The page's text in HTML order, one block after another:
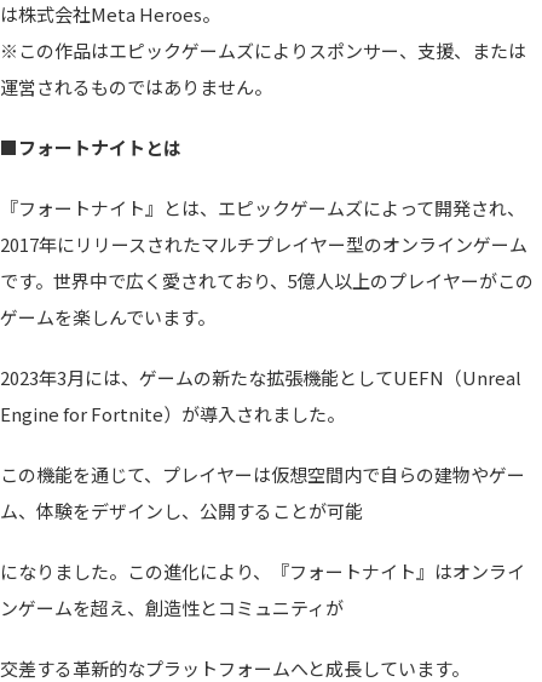
は株式会社Meta Heroes。
※この作品はエピックゲームズによりスポンサー、支援、または
運営されるものではありません。
■フォートナイトとは
『フォートナイト』とは、エピックゲームズによって開発され、
2017年にリリースされたマルチプレイヤー型のオンラインゲーム
です。世界中で広く愛されており、5億人以上のプレイヤーがこの
ゲームを楽しんでいます。
2023年3月には、ゲームの新たな拡張機能としてUEFN（Unreal
Engine for Fortnite）が導入されました。
この機能を通じて、プレイヤーは仮想空間内で自らの建物やゲー
ム、体験をデザインし、公開することが可能
になりました。この進化により、『フォートナイト』はオンライ
ンゲームを超え、創造性とコミュニティが
交差する革新的なプラットフォームへと成長しています。